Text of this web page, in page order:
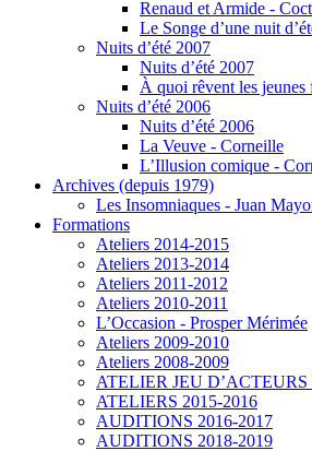
Renaud et Armide -
Le Songe d’une nuit
Nuits d’été 2007
Nuits d’été 2007
À quoi rêvent les jeunes
Nuits d’été 2006
Nuits d’été 2006
La Veuve - Corneille
L’Illusion comique -
Archives (depuis 1979)
Les Insomniaques - Juan
Formations
Ateliers 2014-2015
Ateliers 2013-2014
Ateliers 2011-2012
Ateliers 2010-2011
L’Occasion - Prosper Mérimée
Ateliers 2009-2010
Ateliers 2008-2009
ATELIER JEU D’ACTEURS
ATELIERS 2015-2016
AUDITIONS 2016-2017
AUDITIONS 2018-2019